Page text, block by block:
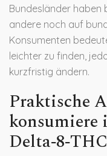
Bundesländer haben
andere noch auf
Konsumenten
leichter zu finden,
kurzfristig ändern.
Praktische
konsumiere